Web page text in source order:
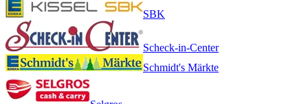
SBK
Scheck-in-Center
Schmidt's Märkte